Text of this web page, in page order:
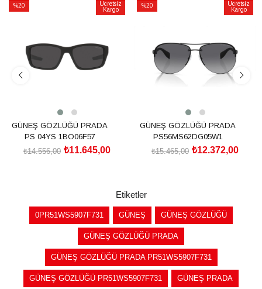
%20
Ücretsiz
Kargo
GÜNEŞ GÖZLÜĞÜ PRADA
PS 04YS 1BO06F57
₺11.645,00
₺14.556,00
%20
Ücretsiz
Kargo
GÜNEŞ GÖZLÜĞÜ PRADA
PS56MS62DG05W1
₺12.372,00
₺15.465,00
Etiketler
0PR51WS5907F731 GÜNEŞ GÜNEŞ GÖZLÜĞÜ
GÜNEŞ GÖZLÜĞÜ PRADA
GÜNEŞ GÖZLÜĞÜ PRADA PR51WS5907F731
GÜNEŞ GÖZLÜĞÜ PR51WS5907F731 GÜNEŞ PRADA